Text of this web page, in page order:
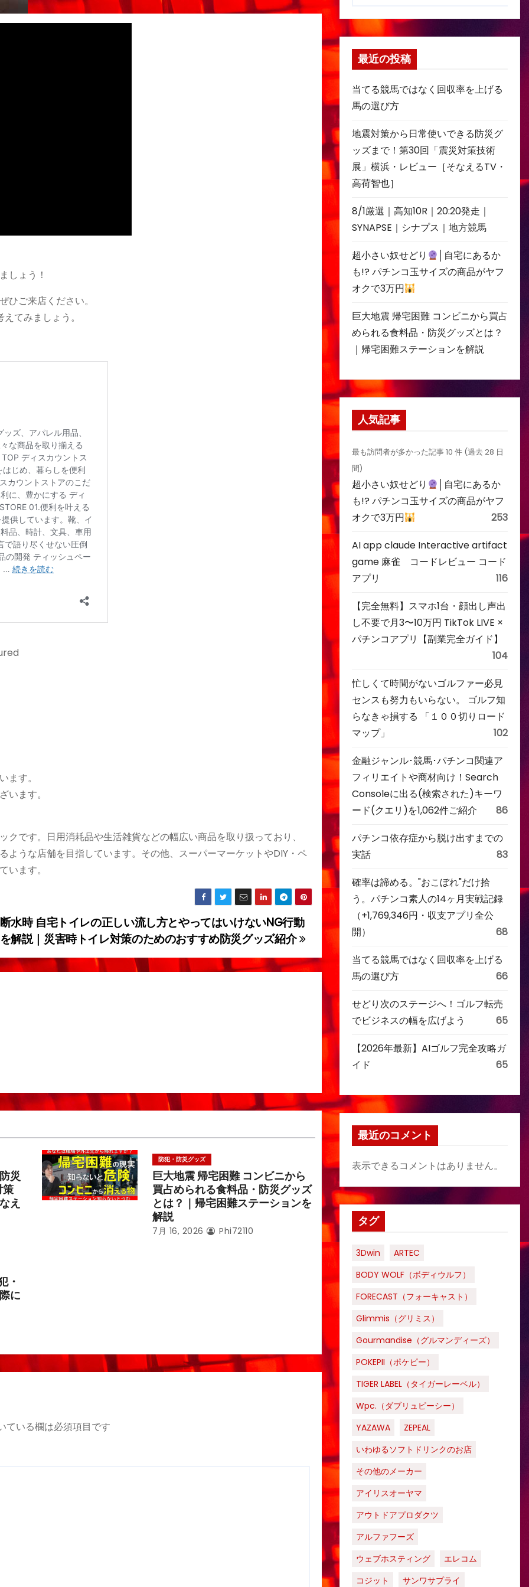
しょう！
ご来店ください。
てみましょう。
す。
ます。
です。日用消耗品や生活雑貨などの幅広い商品を取り扱っており、
うな店舗を目指しています。その他、スーパーマーケットやDIY・ペ
います。
断水時 自宅トイレの正しい流し方とやってはいけないNG行動
を解説｜災害時トイレ対策のためのおすすめ防災グッズ紹介
災
策
え
防犯・防災グッズ
巨大地震 帰宅困難 コンビニから
買占められる食料品・防災グッズ
とは？｜帰宅困難ステーションを
解説
7月 16, 2026 Phi72110
・
に
ている欄は必須項目です
最近の投稿
当てる競馬ではなく回収率を上げる
馬の選び方
地震対策から日常使いできる防災グ
ッズまで！第30回「震災対策技術
展」横浜・レビュー［そなえるTV・
高荷智也］
8/1厳選｜高知10R｜20:20発走｜
SYNAPSE｜シナプス｜地方競馬
超小さい奴せどり
│自宅にあるか
も!? パチンコ玉サイズの商品がヤフ
オクで3万円
巨大地震 帰宅困難 コンビニから買占
められる食料品・防災グッズとは？
｜帰宅困難ステーションを解説
人気記事
最も訪問者が多かった記事 10 件 (過去 28 日
間)
超小さい奴せどり
│自宅にあるか
も!? パチンコ玉サイズの商品がヤフ
オクで3万円
253
AI app claude Interactive artifact
game 麻雀 コードレビュー コード
アプリ
116
【完全無料】スマホ1台・顔出し声出
し不要で月3〜10万円 TikTok LIVE ×
パチンコアプリ【副業完全ガイド】
104
忙しくて時間がないゴルファー必見
センスも努力もいらない。 ゴルフ知
らなきゃ損する 「１００切りロード
マップ」
102
金融ジャンル･競馬･パチンコ関連ア
フィリエイトや商材向け！Search
Consoleに出る(検索された)キーワ
ード(クエリ)を1,062件ご紹介
86
パチンコ依存症から脱け出すまでの
実話
83
確率は諦める。"おこぼれ"だけ拾
う。パチンコ素人の14ヶ月実戦記録
（+1,769,346円・収支アプリ全公
開）
68
当てる競馬ではなく回収率を上げる
馬の選び方
66
せどり次のステージへ！ゴルフ転売
でビジネスの幅を広げよう
65
【2026年最新】AIゴルフ完全攻略ガ
イド
65
最近のコメント
表示できるコメントはありません。
タグ
3Dwin
ARTEC
BODY WOLF（ボディウルフ）
FORECAST（フォーキャスト）
Glimmis（グリミス）
Gourmandise（グルマンディーズ）
POKEPII（ポケピー）
TIGER LABEL（タイガーレーベル）
Wpc.（ダブリュピーシー）
YAZAWA
ZEPEAL
いわゆるソフトドリンクのお店
その他のメーカー
アイリスオーヤマ
アウトドアプロダクツ
アルファフーズ
ウェブホスティング
エレコム
コジット
サンワサプライ